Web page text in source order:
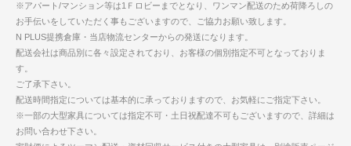
※アパート/マンション等は1Ｆロビーまでとなり、ワンマン配送のため荷降ろしの
お手伝いをしていただく事もございますので、ご協力お願い致します。
N PLUS提携倉庫・当店物流センターからの発送になります。
配送会社は商品別に各々設定されており、お客様の個別指定不可となっておりま
す。
ご了承下さい。
配送時間指定については基本的に承っておりますので、お気軽にご指定下さい。
※一部の大型家具については指定不可・土日祝配達不可もございますので、詳細は
お問い合わせ下さい。